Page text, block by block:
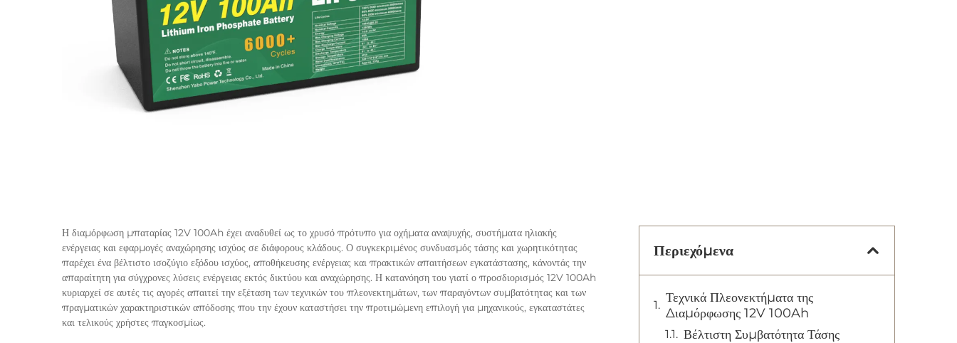
Η διαμόρφωση μπαταρίας 12V 100Ah έχει αναδυθεί ως το χρυσό πρότυπο για οχήματα αναψυχής, συστήματα ηλιακής
ενέργειας και εφαρμογές αναχώρησης ισχύος σε διάφορους κλάδους. Ο συγκεκριμένος συνδυασμός τάσης και χωρητικότητας
παρέχει ένα βέλτιστο ισοζύγιο εξόδου ισχύος, αποθήκευσης ενέργειας και πρακτικών απαιτήσεων εγκατάστασης, κάνοντάς την
απαραίτητη για σύγχρονες λύσεις ενέργειας εκτός δικτύου και αναχώρησης. Η κατανόηση του γιατί ο προσδιορισμός 12V 100Ah
κυριαρχεί σε αυτές τις αγορές απαιτεί την εξέταση των τεχνικών του πλεονεκτημάτων, των παραγόντων συμβατότητας και των
πραγματικών χαρακτηριστικών απόδοσης που την έχουν καταστήσει την προτιμώμενη επιλογή για μηχανικούς, εγκαταστάτες
και τελικούς χρήστες παγκοσμίως.
Περιεχόμενα
Τεχνικά Πλεονεκτήματα της
Διαμόρφωσης 12V 100Ah
Βέλτιστη Συμβατότητα Τάσης